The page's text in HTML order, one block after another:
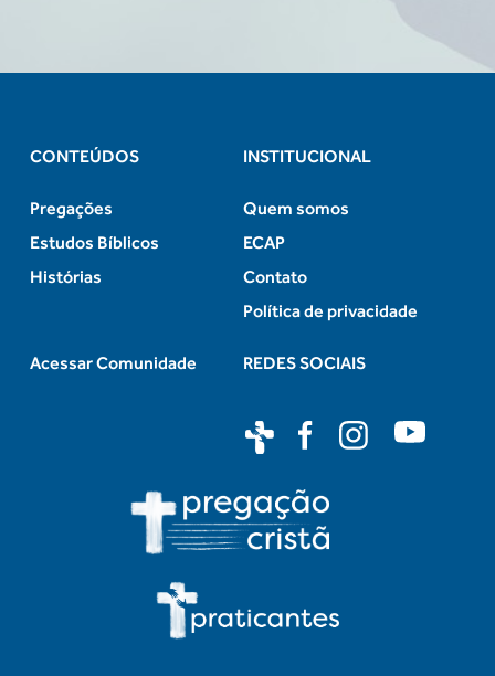
CONTEÚDOS
Pregações
Estudos Bíblicos
Histórias
INSTITUCIONAL
Quem somos
ECAP
Contato
Política de privacidade
Acessar Comunidade REDES SOCIAIS